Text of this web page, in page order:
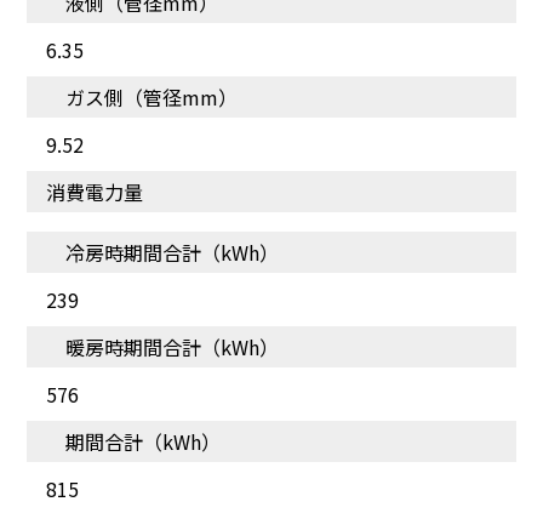
シンプルで使いやすいリ
世界基準のエアコン品質
6.35
ガス側（管径mm）
9.52
消費電力量
冷房時期間合計（kWh）
239
暖房時期間合計（kWh）
576
期間合計（kWh）
815